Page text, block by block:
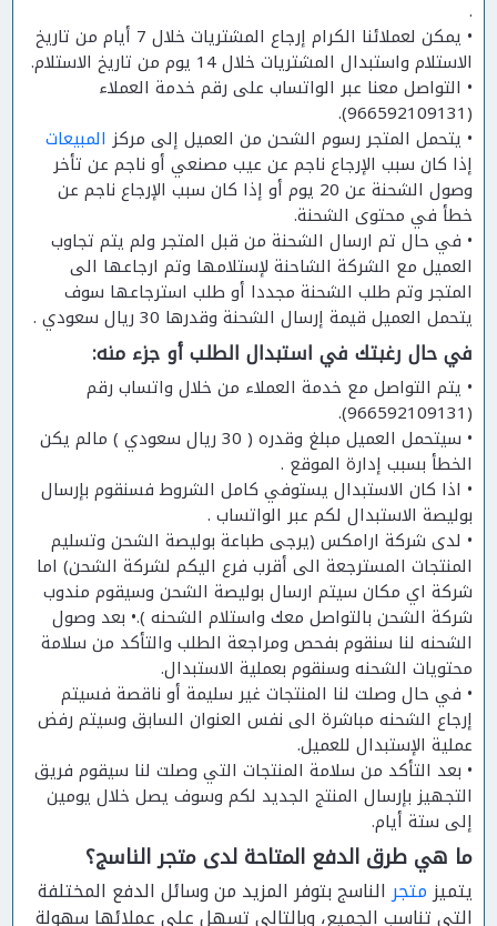
.
• يمكن لعملائنا الكرام إرجاع المشتريات خلال 7 أيام من تاريخ
الاستلام واستبدال المشتريات خلال 14 يوم من تاريخ الاستلام.
• التواصل معنا عبر الواتساب على رقم خدمة العملاء
(966592109131).
• يتحمل المتجر رسوم الشحن من العميل إلى مركز المبيعات
إذا كان سبب الإرجاع ناجم عن عيب مصنعي أو ناجم عن تأخر
وصول الشحنة عن 20 يوم أو إذا كان سبب الإرجاع ناجم عن
خطأ في محتوى الشحنة.
• في حال تم ارسال الشحنة من قبل المتجر ولم يتم تجاوب
العميل مع الشركة الشاحنة لإستلامها وتم ارجاعها الى
المتجر وتم طلب الشحنة مجددا أو طلب استرجاعها سوف
يتحمل العميل قيمة إرسال الشحنة وقدرها 30 ريال سعودي .
في حال رغبتك في استبدال الطلب أو جزء منه:
• يتم التواصل مع خدمة العملاء من خلال واتساب رقم
(966592109131).
• سيتحمل العميل مبلغ وقدره ( 30 ريال سعودي ) مالم يكن
الخطأ بسبب إدارة الموقع .
• اذا كان الاستبدال يستوفي كامل الشروط فسنقوم بإرسال
بوليصة الاستبدال لكم عبر الواتساب .
• لدى شركة ارامكس (يرجى طباعة بوليصة الشحن وتسليم
المنتجات المسترجعة الى أقرب فرع اليكم لشركة الشحن) اما
شركة اي مكان سيتم ارسال بوليصة الشحن وسيقوم مندوب
شركة الشحن بالتواصل معك واستلام الشحنه ).• بعد وصول
الشحنه لنا سنقوم بفحص ومراجعة الطلب والتأكد من سلامة
محتويات الشحنه وسنقوم بعملية الاستبدال.
• في حال وصلت لنا المنتجات غير سليمة أو ناقصة فسيتم
إرجاع الشحنه مباشرة الى نفس العنوان السابق وسيتم رفض
عملية الإستبدال للعميل.
• بعد التأكد من سلامة المنتجات التي وصلت لنا سيقوم فريق
التجهيز بإرسال المنتج الجديد لكم وسوف يصل خلال يومين
إلى ستة أيام.
ما هي طرق الدفع المتاحة لدى متجر الناسج؟
يتميزمتجرالناسج بتوفر المزيد من وسائل الدفع المختلفة
التي تناسب الجميع، وبالتالي تسهل على عملائها سهولة